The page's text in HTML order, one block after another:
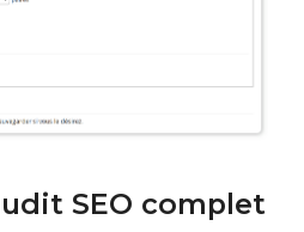
SEO complet